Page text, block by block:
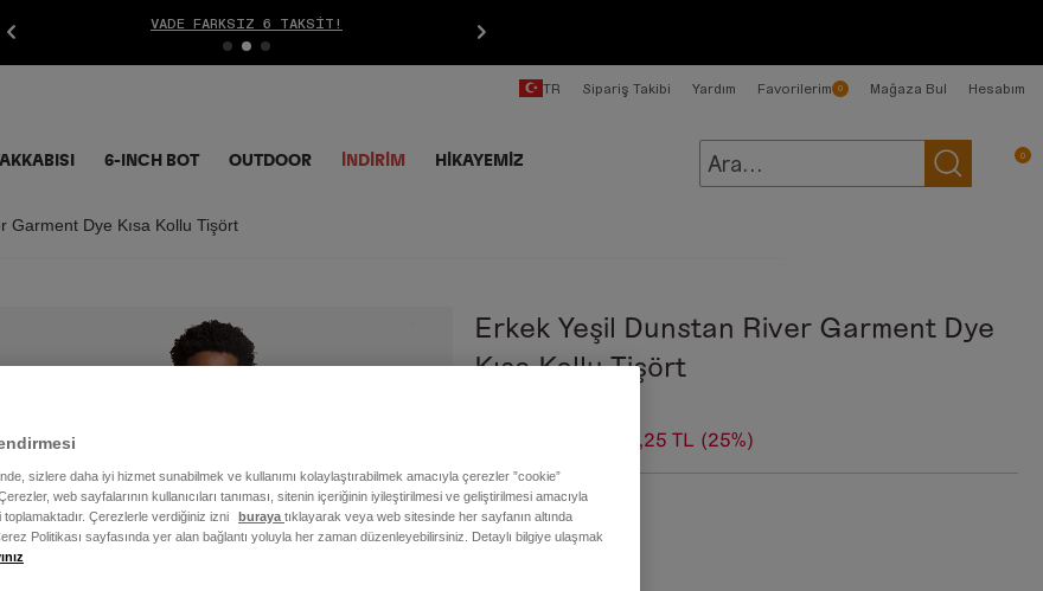
VADE FARKSIZ 6 TAKSIT!
6-INCH BOT OUTDOOR İNDIRIM HİKAYEMİZ
TR Sipariş Takibi Yardım Favorilerim 0 Mağaza Bul Hesabım
0
Garment Dye Kısa Kollu Tişört
Erkek Yeşil Dunstan River Garment Dye
Kısa Kollu Tişört
1.499,25 TL (25%)
Renk: Koyu Yeşil
sizlere daha iyi hizmet sunabilmek ve kullanımı kolaylaştırabilmek amacıyla çerezler ”cookie”
web sayfalarının kullanıcıları tanıması, sitenin içeriğinin iyileştirilmesi ve geliştirilmesi amacıyla
Çerezlerle verdiğiniz izni
buraya tıklayarak veya web sitesinde her sayfanın altında
Politikası sayfasında yer alan bağlantı yoluyla her zaman düzenleyebilirsiniz. Detaylı bilgiye ulaşmak